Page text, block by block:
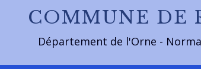
COMMUNE DE
Département de l'Orne -